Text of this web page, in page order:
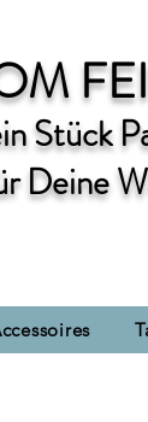
Stück
Deine